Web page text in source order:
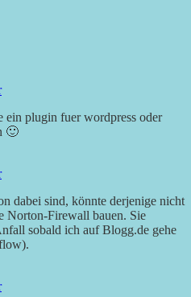
ein plugin fuer wordpress oder
🙂
dabei sind, könnte derjenige nicht
Norton-Firewall bauen. Sie
sobald ich auf Blogg.de gehe